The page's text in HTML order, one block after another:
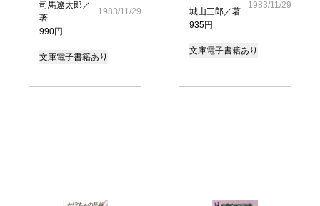
司馬遼太郎／
著
990円
1983/11/29
文庫電子書籍あり
城山三郎／著
935円
1983/11/29
文庫電子書籍あり